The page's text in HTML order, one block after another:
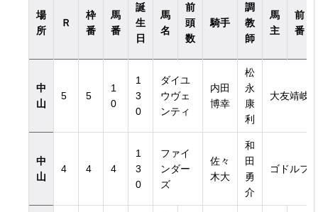
場
所
Ｒ
枠
番
馬
番
誕
生
日
馬
名
前
頭
数
騎手
調
教
師
馬
主
前
番
中
山
5 5
1
0
1
3
0
ダイユ
ウヴェ
ンティ
内田
博幸
松
永
康
利
大友靖岐
中
山
4 4 4
1
3
0
ファイ
ンダー
ズ
佐々
木大
和
田
勇
介
ゴドルフ